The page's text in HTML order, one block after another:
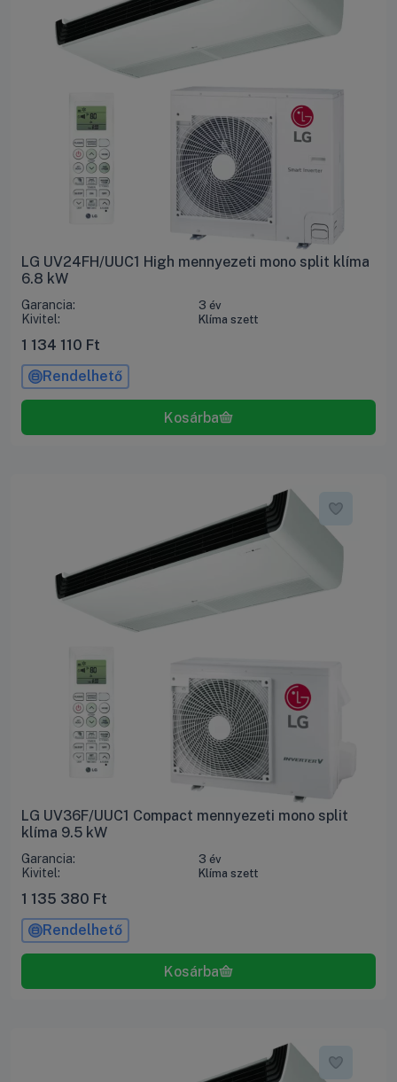
LG UV24FH/UUC1 High mennyezeti mono split klíma
6.8 kW
Garancia: 3 év
Kivitel: Klíma szett
1 134 110 Ft
Rendelhető
LG UV36F/UUC1 Compact mennyezeti mono split
klíma 9.5 kW
Garancia: 3 év
Kivitel: Klíma szett
1 135 380 Ft
Rendelhető